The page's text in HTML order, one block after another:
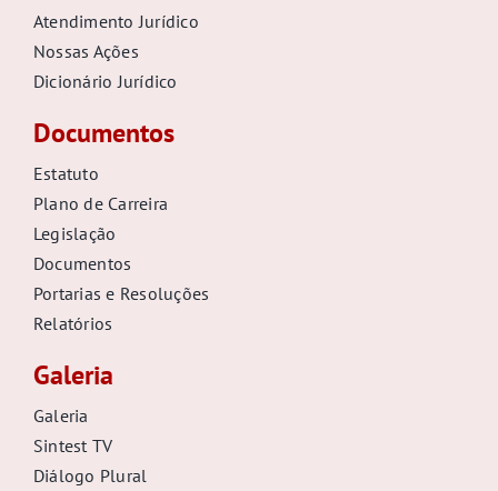
Atendimento Jurídico
Nossas Ações
Dicionário Jurídico
Documentos
Estatuto
Plano de Carreira
Legislação
Documentos
Portarias e Resoluções
Relatórios
Galeria
Galeria
Sintest TV
Diálogo Plural